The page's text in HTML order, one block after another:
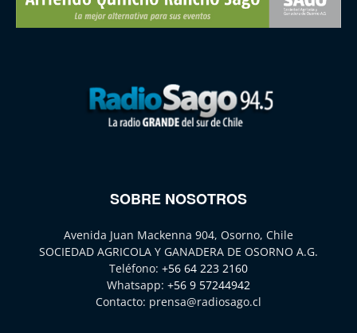
SOBRE NOSOTROS
Avenida Juan Mackenna 904, Osorno, Chile
SOCIEDAD AGRICOLA Y GANADERA DE OSORNO A.G.
Teléfono: +56 64 223 2160
Whatsapp: +56 9 57244942
Contacto: prensa@radiosago.cl